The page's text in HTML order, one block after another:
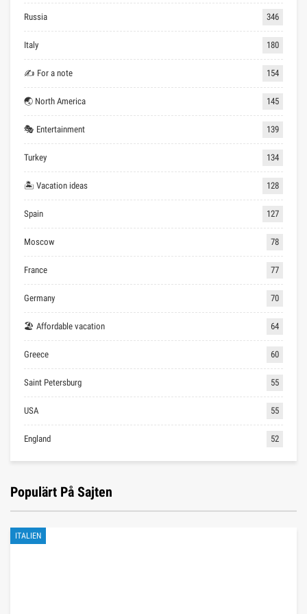
Russia 346
Italy 180
✍ For a note 154
🌏 North America 145
🎭 Entertainment 139
Turkey 134
🏝 Vacation ideas 128
Spain 127
Moscow 78
France 77
Germany 70
🏖 Affordable vacation 64
Greece 60
Saint Petersburg 55
USA 55
England 52
Populärt På Sajten
ITALIEN